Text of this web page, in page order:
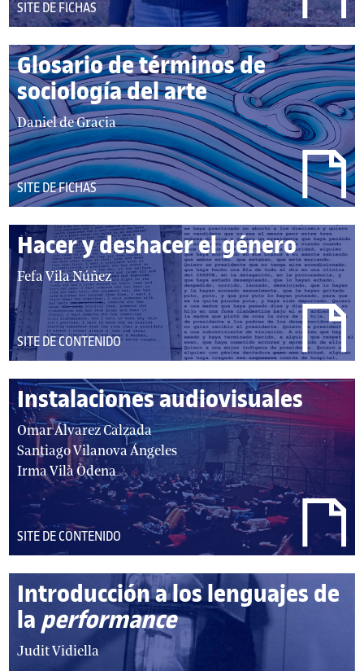
DEL
TIPO:
SITE DE FICHAS
Glosario de términos de
sociología del arte
autor/autores:
Daniel de Gracia
DEL
TIPO:
SITE DE FICHAS
Hacer y deshacer el género
autor/autores:
Fefa Vila Núñez
DEL
TIPO:
SITE DE CONTENIDO
Instalaciones audiovisuales
autor/autores:
Omar Álvarez Calzada
Santiago Vilanova Ángeles
Irma Vilà Òdena
DEL
TIPO:
SITE DE CONTENIDO
Introducción a los lenguajes de
la performance
autor/autores:
Judit Vidiella